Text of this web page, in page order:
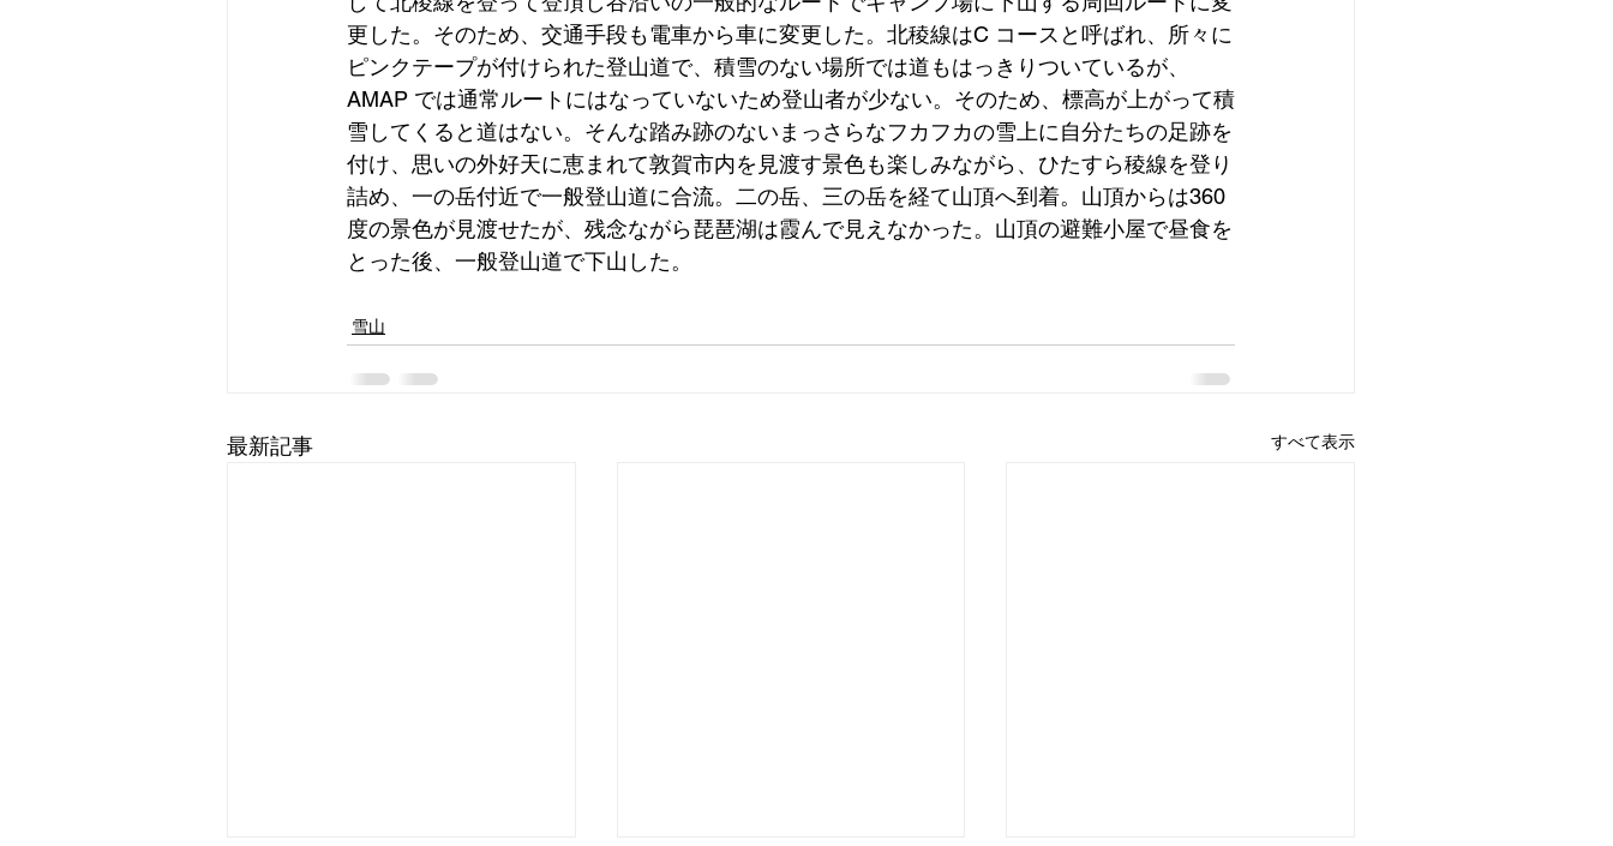
更した。そのため、交通手段も電車から車に変更した。北稜線はC コースと呼ばれ、所々に
ピンクテープが付けられた登山道で、積雪のない場所では道もはっきりついているが、
AMAP では通常ルートにはなっていないため登山者が少ない。そのため、標高が上がって積
雪してくると道はない。そんな踏み跡のないまっさらなフカフカの雪上に自分たちの足跡を
付け、思いの外好天に恵まれて敦賀市内を見渡す景色も楽しみながら、ひたすら稜線を登り
詰め、一の岳付近で一般登山道に合流。二の岳、三の岳を経て山頂へ到着。山頂からは360
度の景色が見渡せたが、残念ながら琵琶湖は霞んで見えなかった。山頂の避難小屋で昼食を
とった後、一般登山道で下山した。
雪山
最新記事 すべて表示